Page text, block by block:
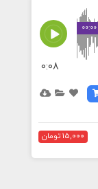
00:00
0:08
15,000 تومان